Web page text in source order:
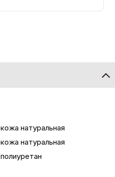
кожа натуральная
кожа натуральная
полиуретан